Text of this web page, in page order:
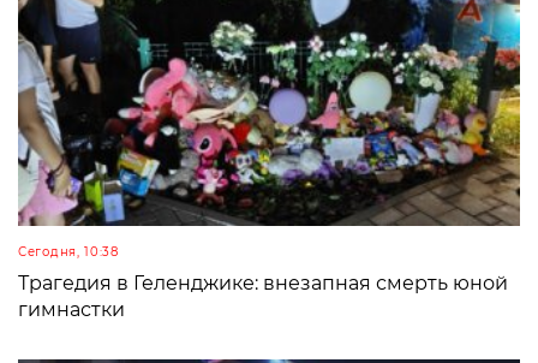
Сегодня, 10:38
Трагедия в Геленджике: внезапная смерть юной
гимнастки